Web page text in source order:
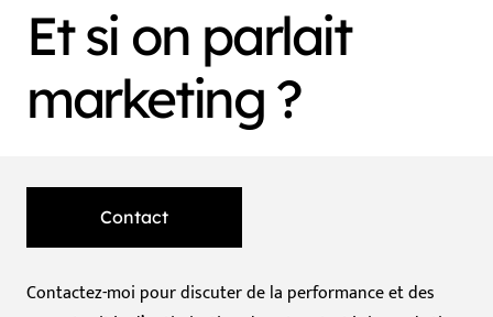
Et si on parlait
marketing ?
Contact
Contactez-moi pour discuter de la performance et des